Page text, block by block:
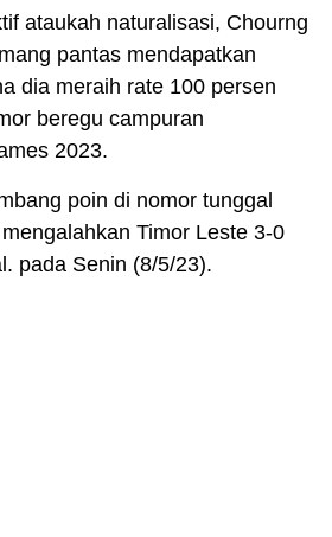
ataukah naturalisasi, Chourng
pantas mendapatkan
dia meraih rate 100 persen
beregu campuran
2023.
poin di nomor tunggal
Timor Leste 3-0
pada Senin (8/5/23).